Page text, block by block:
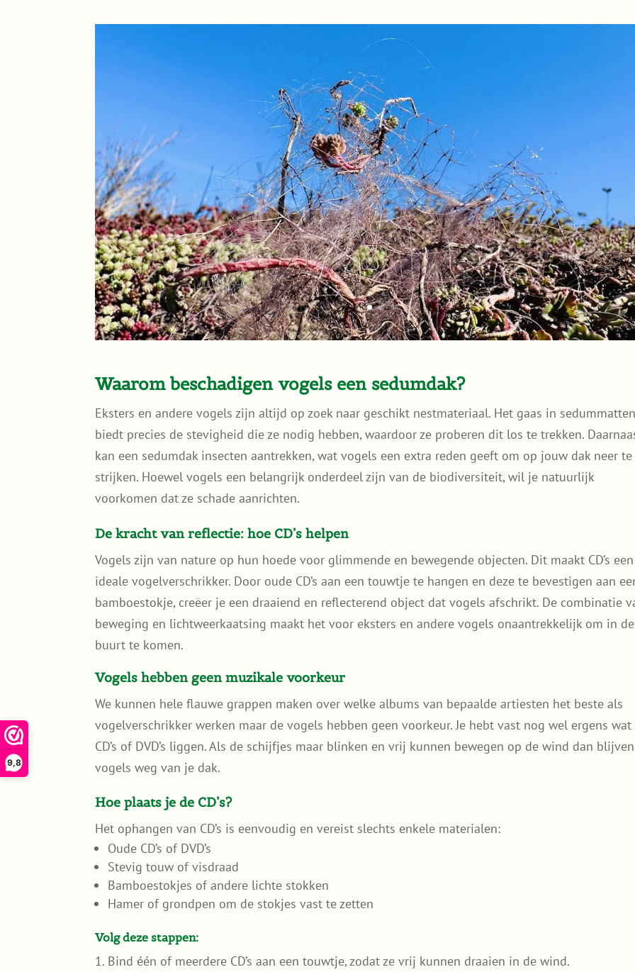
9,8
Waarom beschadigen vogels een sedumdak?
Eksters en andere vogels zijn altijd op zoek naar geschikt nestmateriaal. Het gaas in
biedt precies de stevigheid die ze nodig hebben, waardoor ze proberen dit los te trekken.
kan een sedumdak insecten aantrekken, wat vogels een extra reden geeft om op jouw dak neer te
strijken. Hoewel vogels een belangrijk onderdeel zijn van de biodiversiteit, wil je natuurlijk
voorkomen dat ze schade aanrichten.
De kracht van reflectie: hoe CD’s helpen
Vogels zijn van nature op hun hoede voor glimmende en bewegende objecten. Dit maakt CD’s een
ideale vogelverschrikker. Door oude CD’s aan een touwtje te hangen en deze te bevestigen aan
bamboestokje, creëer je een draaiend en reflecterend object dat vogels afschrikt. De combinatie
beweging en lichtweerkaatsing maakt het voor eksters en andere vogels onaantrekkelijk om in de
buurt te komen.
Vogels hebben geen muzikale voorkeur
We kunnen hele flauwe grappen maken over welke albums van bepaalde artiesten het beste als
vogelverschrikker werken maar de vogels hebben geen voorkeur. Je hebt vast nog wel ergens wat
CD’s of DVD’s liggen. Als de schijfjes maar blinken en vrij kunnen bewegen op de wind dan
vogels weg van je dak.
Hoe plaats je de CD’s?
Het ophangen van CD’s is eenvoudig en vereist slechts enkele materialen:
Oude CD’s of DVD’s
Stevig touw of visdraad
Bamboestokjes of andere lichte stokken
Hamer of grondpen om de stokjes vast te zetten
Volg deze stappen:
Bind één of meerdere CD’s aan een touwtje, zodat ze vrij kunnen draaien in de wind.